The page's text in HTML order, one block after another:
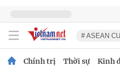
# ASEAN
Chính trị Thời sự Kinh